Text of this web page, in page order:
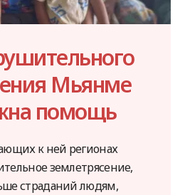
Мьянме
помощь
к ней регионах
землетрясение,
страданий людям,